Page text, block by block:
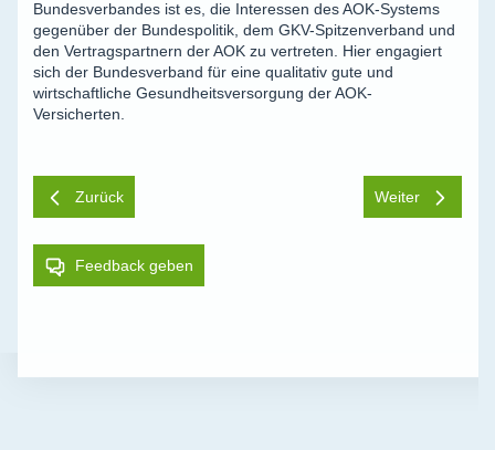
Bundesverbandes ist es, die Interessen des AOK-Systems
gegenüber der Bundespolitik, dem GKV-Spitzenverband und
den Vertragspartnern der AOK zu vertreten. Hier engagiert
sich der Bundesverband für eine qualitativ gute und
wirtschaftliche Gesundheitsversorgung der AOK-
Versicherten.
Zurück Weiter
Feedback geben